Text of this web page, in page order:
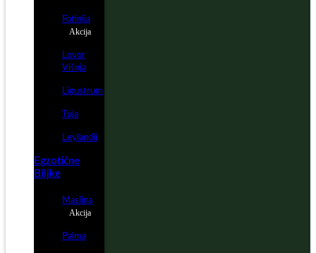
Fotinija
Akcija
Lovor
Višnja
Ligustrum
Tuja
Leylandii
Egzotične
Biljke
Maslina
Akcija
Palma